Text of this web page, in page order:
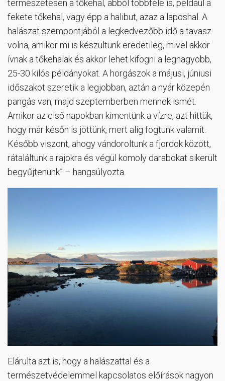
természetesen a tőkehal, abból többféle is, például a
fekete tőkehal, vagy épp a halibut, azaz a laposhal. A
halászat szempontjából a legkedvezőbb idő a tavasz
volna, amikor mi is készültünk eredetileg, mivel akkor
ívnak a tőkehalak és akkor lehet kifogni a legnagyobb,
25-30 kilós példányokat. A horgászok a májusi, júniusi
időszakot szeretik a legjobban, aztán a nyár közepén
pangás van, majd szeptemberben mennek ismét.
Amikor az első napokban kimentünk a vízre, azt hittük,
hogy már későn is jöttünk, mert alig fogtunk valamit.
Később viszont, ahogy vándoroltunk a fjordok között,
rátaláltunk a rajokra és végül komoly darabokat sikerült
begyűjtenünk” – hangsúlyozta.
Elárulta azt is, hogy a halászattal és a
természetvédelemmel kapcsolatos előírások nagyon